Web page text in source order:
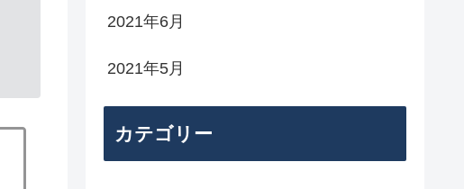
2021年6月
2021年5月
カテゴリー